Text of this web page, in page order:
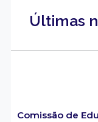
Últimas
Comissão de